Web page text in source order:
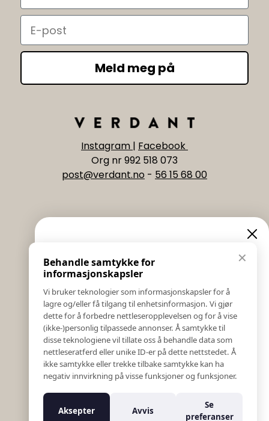
Email
Meld meg på
Instagram | Facebook
Org nr 992 518 073
post@verdant.no - 56 15 68 00
Informasjon
Salgs & Leveringsbetingelser
Registrer reklamasjon eller retur
Kontakt Oss
Bildebank
Følg Oss
Prislister
Etiske Retningslinjer
Åpenhetsloven
Varsling om kritikkverdige forhold
✕
Behandle samtykke for
informasjonskapsler
Vi bruker teknologier som informasjonskapsler for å
lagre og/eller få tilgang til enhetsinformasjon. Vi gjør
dette for å forbedre nettleseropplevelsen og for å vise
(ikke-)personlig tilpassede annonser. Å samtykke til
disse teknologiene vil tillate oss å behandle data som
nettleseratferd eller unike ID-er på dette nettstedet. Å
ikke samtykke eller trekke tilbake samtykke kan ha
negativ innvirkning på visse funksjoner og funksjoner.
Aksepter Avvis
Se
preferanser
Eksklusive nyheter og
tilbud
Meld deg på vårt nyhetsbrev og hold deg oppdatert!
Her får du innblikk i nyheter, kampanjer og
konkurranser.
E-post